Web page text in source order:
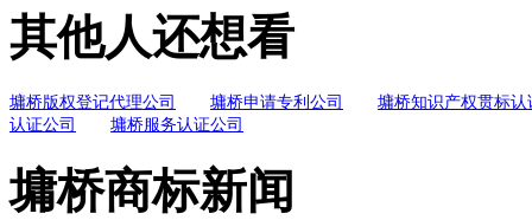
其他人还想看
墉桥版权登记代理公司 墉桥申请专利公司
墉桥知识产权贯标认
认证公司
墉桥服务认证公司
墉桥商标新闻